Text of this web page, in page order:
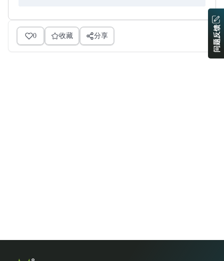
0 收藏 分享 问题反馈